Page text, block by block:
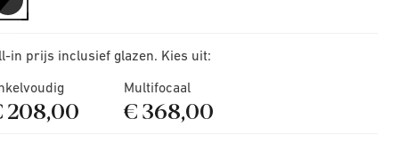
selected
in prijs inclusief glazen. Kies uit:
208,00
Multifocaal
€ 368,00